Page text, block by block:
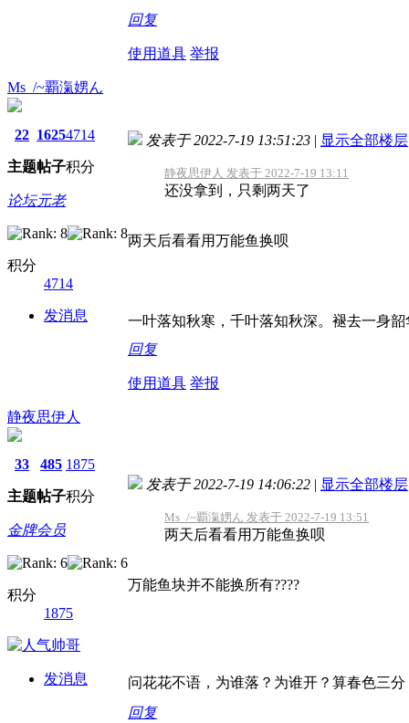
回复
使用道具 举报
Ms_/~覇滊娚ん
22
主题
1625
帖子
4714
积分
论坛元老
积分
4714
发消息
发表于 2022-7-19 13:51:23 | 显示全部楼层
静夜思伊人 发表于 2022-7-19 13:11
还没拿到，只剩两天了
两天后看看用万能鱼换呗
一叶落知秋寒，千叶落知秋深。褪去一身
回复
使用道具 举报
静夜思伊人
33
主题
485
帖子
1875
积分
金牌会员
积分
1875
发消息
发表于 2022-7-19 14:06:22 | 显示全部楼层
Ms_/~覇滊娚ん 发表于 2022-7-19 13:51
两天后看看用万能鱼换呗
万能鱼块并不能换所有????
问花花不语，为谁落？为谁开？算春色三
回复